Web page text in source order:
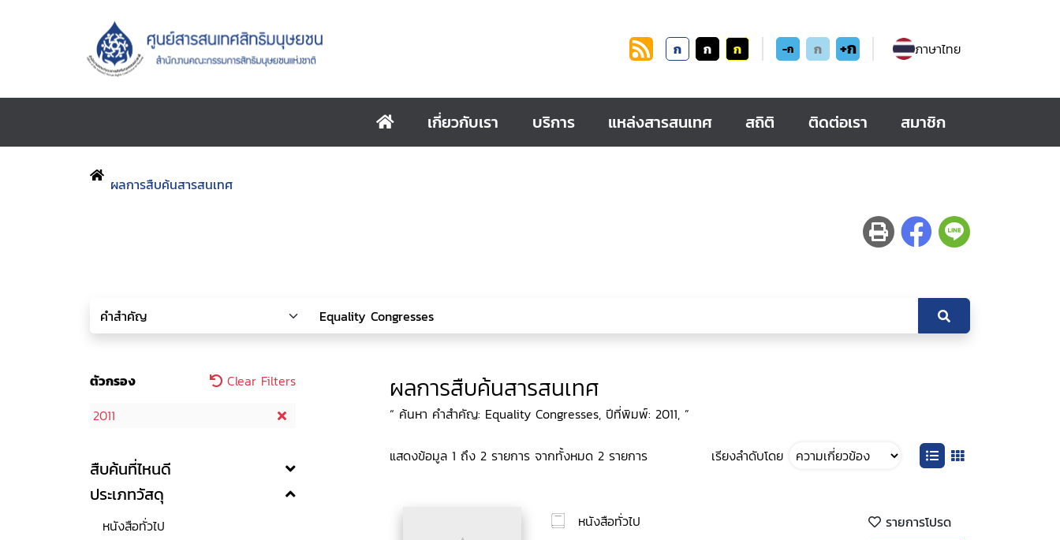
ก ก ก -ก ก +ก ภาษาไทย
เกี่ยวกับเรา บริการ แหล่งสารสนเทศ สถิติ ติดต่อเรา สมาชิก
ผลการสืบค้นสารสนเทศ
ตัวกรอง
Clear Filters
2011
สืบค้นที่ไหนดี
ประเภทวัสดุ
หนังสือทั่วไป
ผลการสืบค้นสารสนเทศ
“ ค้นหา คำสำคัญ: Equality Congresses, ปีที่พิมพ์: 2011, ”
แสดงข้อมูล 1 ถึง 2 รายการ จากทั้งหมด 2 รายการ เรียงลำดับโดย
หนังสือทั่วไป รายการโปรด